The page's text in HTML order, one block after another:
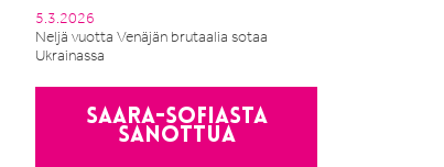
5.3.2026
Neljä vuotta Venäjän brutaalia sotaa
Ukrainassa
Saara-Sofiasta
sanottua